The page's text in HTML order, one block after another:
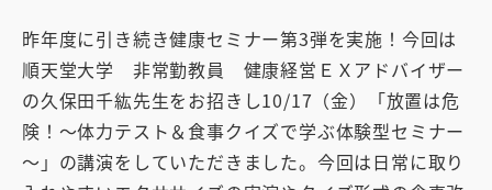
昨年度に引き続き健康セミナー第3弾を実施！今回は
順天堂大学 非常勤教員 健康経営ＥＸアドバイザー
の久保田千紘先生をお招きし10/17（金）「放置は危
険！～体力テスト＆食事クイズで学ぶ体験型セミナー
～」の講演をしていただきました。今回は日常に取り